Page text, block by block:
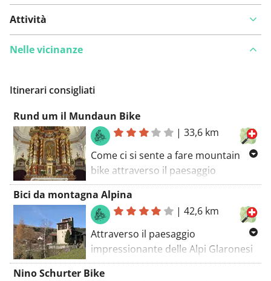
Attività
Nelle vicinanze
Itinerari consigliati
Rund um il Mundaun Bike
|33,6 km
Come ci si sente a fare mountain
bike attraverso il paesaggio
mozzafiato intorno al Mundaun?
Questo impegnativo percorso per
mountain bike in Grigioni, vicino a
Vella GR, si estende per 33,6
chilometri e supera i 1492 metri di
dislivello. Il percorso a forma di
lusso passa vicino a Obersaxen e
Bici da montagna Alpina
|42,6 km
Attraverso il paesaggio
impressionante delle Alpi Glaronesi
si snoda il percorso Alpine Bike, che
Nino Schurter Bike